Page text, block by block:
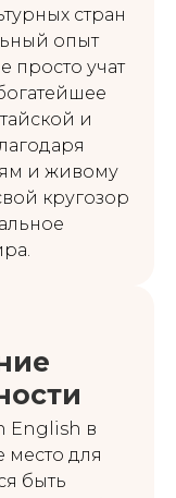
стран
опыт
просто учат
и
и живому
кругозор
English в
место для
быть